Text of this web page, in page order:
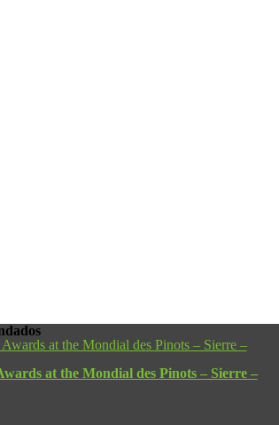
at the Mondial des Pinots – Sierre –